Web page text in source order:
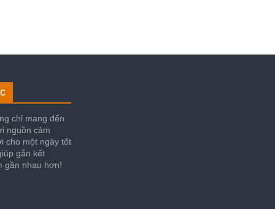
chỉ mang đến
nguồn cảm
cho một ngày tốt
gắn kết
gần nhau hơn!